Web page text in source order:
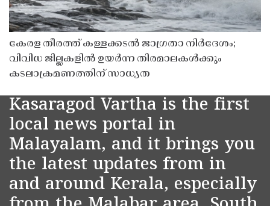
കേരള തീരത്ത് കള്ളക്കടൽ ജാഗ്രതാ നിർദേശം;
വിവിധ ജില്ലകളിൽ ഉയർന്ന തിരമാലകൾക്കും
കടലാക്രമണത്തിന് സാധ്യത
Kasaragod Vartha is the first
local news portal in
Malayalam, and it brings you
the latest updates from in
and around Kerala, especially